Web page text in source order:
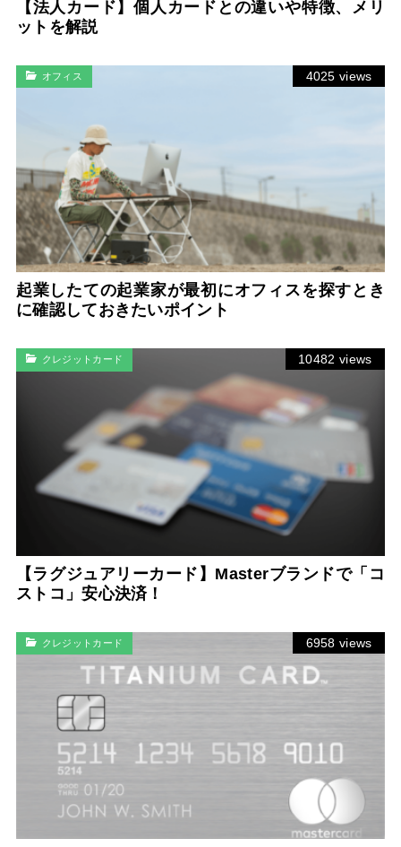
【法人カード】個人カードとの違いや特徴、メリ
ットを解説
オフィス 4025 views
起業したての起業家が最初にオフィスを探すとき
に確認しておきたいポイント
クレジットカード 10482 views
【ラグジュアリーカード】Masterブランドで「コ
ストコ」安心決済！
クレジットカード 6958 views